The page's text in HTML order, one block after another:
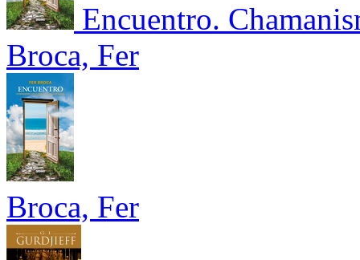
Encuentro.
Broca, Fer
Broca, Fer